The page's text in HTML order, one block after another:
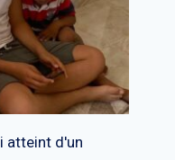
atteint d'un